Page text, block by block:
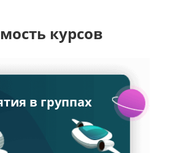
курсов
в группах